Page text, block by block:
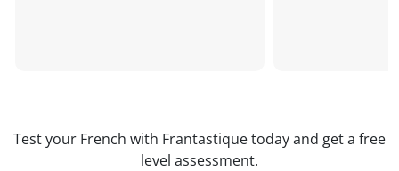
Test your French with Frantastique today and get a free
level assessment.